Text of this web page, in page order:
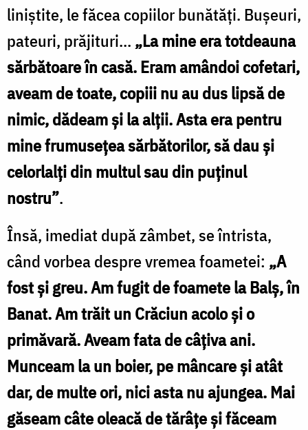
liniştite, le făcea copiilor bunătăţi. Buşeuri,
pateuri, prăjituri... „La mine era totdeauna
sărbătoare în casă. Eram amândoi cofetari,
aveam de toate, copiii nu au dus lipsă de
nimic, dădeam şi la alţii. Asta era pentru
mine frumuseţea sărbătorilor, să dau şi
celorlalţi din multul sau din puţinul
nostru”.
Însă, imediat după zâmbet, se întrista,
când vorbea despre vremea foametei: „A
fost şi greu. Am fugit de foamete la Balş, în
Banat. Am trăit un Crăciun acolo şi o
primăvară. Aveam fata de câţiva ani.
Munceam la un boier, pe mâncare şi atât
dar, de multe ori, nici asta nu ajungea. Mai
găseam câte oleacă de tărâţe şi făceam